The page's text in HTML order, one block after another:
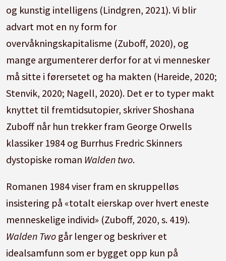
og kunstig intelligens (Lindgren, 2021). Vi blir
advart mot en ny form for
overvåkningskapitalisme (Zuboff, 2020), og
mange argumenterer derfor for at vi mennesker
må sitte i førersetet og ha makten (Hareide, 2020;
Stenvik, 2020; Nagell, 2020). Det er to typer makt
knyttet til fremtidsutopier, skriver Shoshana
Zuboff når hun trekker fram George Orwells
klassiker 1984 og Burrhus Fredric Skinners
dystopiske roman Walden two.
Romanen 1984 viser fram en skruppelløs
insistering på «totalt eierskap over hvert eneste
menneskelige individ» (Zuboff, 2020, s. 419).
Walden Two går lenger og beskriver et
idealsamfunn som er bygget opp kun på